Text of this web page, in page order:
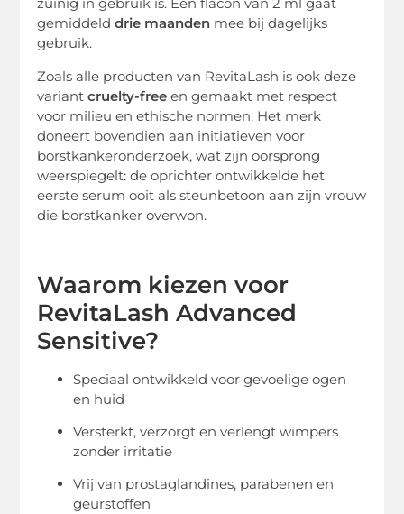
zuinig in gebruik is. Een flacon van 2 ml gaat
gemiddelddrie maanden mee bij dagelijks
gebruik.
Zoals alle producten van RevitaLash is ook deze
variantcruelty-free en gemaakt met respect
voor milieu en ethische normen. Het merk
doneert bovendien aan initiatieven voor
borstkankeronderzoek, wat zijn oorsprong
weerspiegelt: de oprichter ontwikkelde het
eerste serum ooit als steunbetoon aan zijn vrouw
die borstkanker overwon.
Waarom kiezen voor
RevitaLash Advanced
Sensitive?
Speciaal ontwikkeld voor gevoelige ogen
en huid
Versterkt, verzorgt en verlengt wimpers
zonder irritatie
Vrij van prostaglandines, parabenen en
geurstoffen